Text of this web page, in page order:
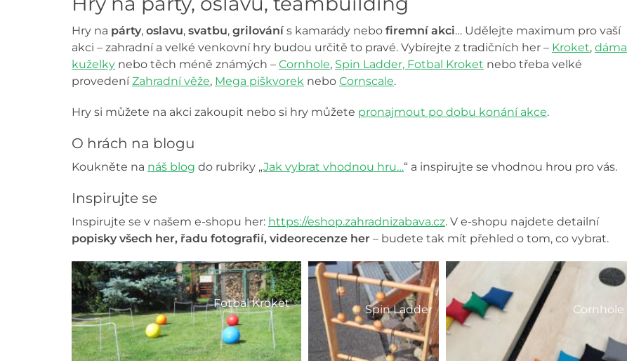
Hry na párty, oslavu, svatbu, grilování s kamarády nebo firemní akci… Udělejte maximum pro vaší
akci – zahradní a velké venkovní hry budou určitě to pravé. Vybírejte z tradičních her – Kroket, dáma
kuželky nebo těch méně známých – Cornhole, Spin Ladder, Fotbal Kroket nebo třeba velké
provedeníZahradní věže, Mega piškvorek nebo Cornscale.
Hry si můžete na akci zakoupit nebo si hry můžete pronajmout po dobu konání akce.
O hrách na blogu
Koukněte na náš blog do rubriky „Jak vybrat vhodnou hru…“ a inspirujte se vhodnou hrou pro vás.
Inspirujte se
Inspirujte se v našem e-shopu her: https://eshop.zahradnizabava.cz. V e-shopu najdete detailní
popisky všech her, řadu fotografií, videorecenze her – budete tak mít přehled o tom, co vybrat.
Fotbal Kroket Spin Ladder Cornhole